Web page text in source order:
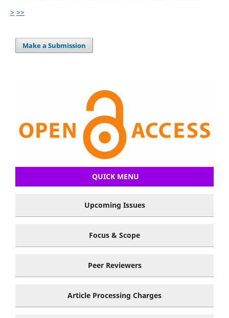
> >>
Make a Submission
QUICK MENU
Upcoming Issues
Focus & Scope
Peer Reviewers
Article Processing Charges